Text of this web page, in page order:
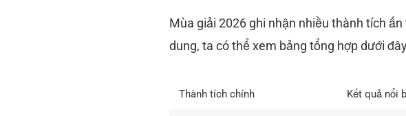
Mùa giải 2026 ghi nhận nhiều thành tích
dung, ta có thể xem bảng tổng hợp dưới
Thành tích chính Kết quả nổi